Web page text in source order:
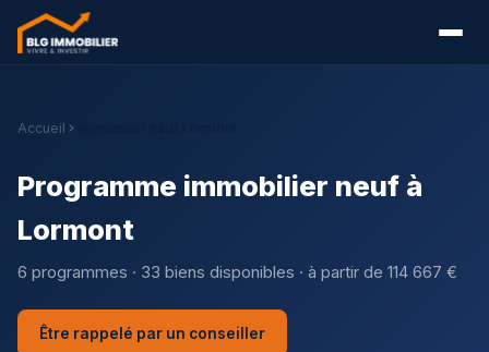
Accueil
Programme immobilier neuf à
Lormont
6 programmes · 33 biens disponibles · à partir de 114 667 €
Être rappelé par un conseiller